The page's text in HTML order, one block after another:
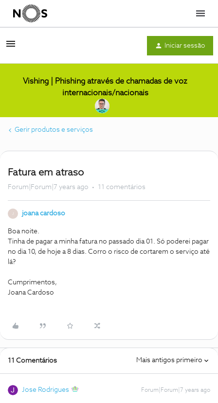
Menu
Iniciar sessão
Vishing | Phishing através de chamadas de voz
internacionais/nacionais
Gerir produtos e serviços
Fatura em atraso
Forum|Forum|7 years ago 11 comentários
joana cardoso
Boa noite.
Tinha de pagar a minha fatura no passado dia 01. Só poderei pagar
no dia 10, de hoje a 8 dias. Corro o risco de cortarem o serviço até
lá?
Cumprimentos,
Joana Cardoso
11 Comentários Mais antigos primeiro
Jose Rodrigues Forum|Forum|7 years ago